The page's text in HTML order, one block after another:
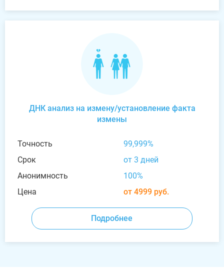
ДНК анализ на измену/установление факта
измены
Точность
99,999%
Срок
от 3 дней
Анонимность
100%
Цена
от 4999 руб.
Подробнее